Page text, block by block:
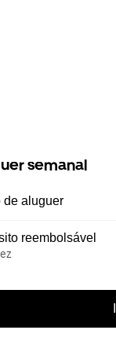
semanal
de aluguer
reembolsável